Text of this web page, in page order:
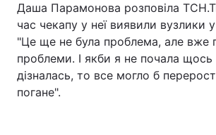
Даша Парамонова розповіла
час чекапу у неї виявили вузлики
"Це ще не була проблема, але вже
проблеми. І якби я не почала
дізналась, то все могло б
погане".